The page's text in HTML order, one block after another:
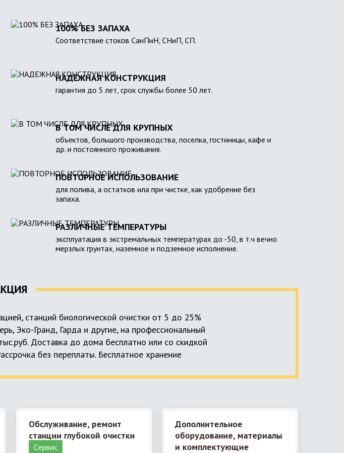
100% БЕЗ ЗАПАХА
Соответствие стоков СанПиН, СНиП, СП.
НАДЕЖНАЯ КОНСТРУКЦИЯ
гарантия до 5 лет, срок службы более 50 лет.
В ТОМ ЧИСЛЕ ДЛЯ КРУПНЫХ
объектов, большого производства, поселка, гостиницы, кафе и
др. и постоянного проживания.
ПОВТОРНОЕ ИСПОЛЬЗОВАНИЕ
для полива, а остатков ила при чистке, как удобрение без
запаха.
РАЗЛИЧНЫЕ ТЕМПЕРАТУРЫ
эксплуатация в экстремальных температурах до -50, в т.ч вечно
мерзлых грунтах, наземное и подземное исполнение.
станций биологической очистки от 5 до 25%
Эко-Гранд, Гарда и другие, на профессиональный
Доставка до дома бесплатно или со скидкой
без переплаты. Бесплатное хранение
Обслуживание, ремонт
станции глубокой очистки
Cервис
Дополнительное
оборудование, материалы
и комплектующие